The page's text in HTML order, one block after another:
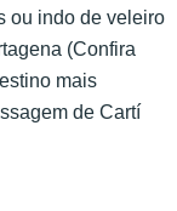
ou indo de veleiro
(Confira
mais
de Cartí